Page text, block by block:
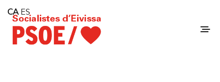
Consell Insular d'Eivissa
Services
Contact
CA ES